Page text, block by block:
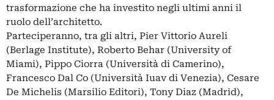
trasformazione che ha investito negli ultimi anni il
ruolo dell’architetto.
Parteciperanno, tra gli altri, Pier Vittorio Aureli
(Berlage Institute), Roberto Behar (University of
Miami), Pippo Ciorra (Università di Camerino),
Francesco Dal Co (Università Iuav di Venezia), Cesare
De Michelis (Marsilio Editori), Tony Diaz (Madrid),